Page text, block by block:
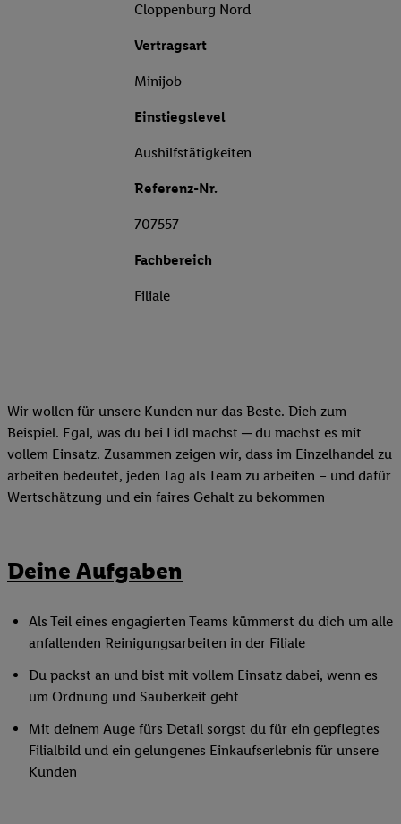
Cloppenburg Nord
Vertragsart
Minijob
Einstiegslevel
Aushilfstätigkeiten
Referenz-Nr.
707557
Fachbereich
Filiale
Wir wollen für unsere Kunden nur das Beste. Dich zum
Beispiel. Egal, was du bei Lidl machst ─ du machst es mit
vollem Einsatz. Zusammen zeigen wir, dass im Einzelhandel zu
arbeiten bedeutet, jeden Tag als Team zu arbeiten – und dafür
Wertschätzung und ein faires Gehalt zu bekommen
Deine Aufgaben
Als Teil eines engagierten Teams kümmerst du dich um alle
anfallenden Reinigungsarbeiten in der Filiale
Du packst an und bist mit vollem Einsatz dabei, wenn es
um Ordnung und Sauberkeit geht
Mit deinem Auge fürs Detail sorgst du für ein gepflegtes
Filialbild und ein gelungenes Einkaufserlebnis für unsere
Kunden